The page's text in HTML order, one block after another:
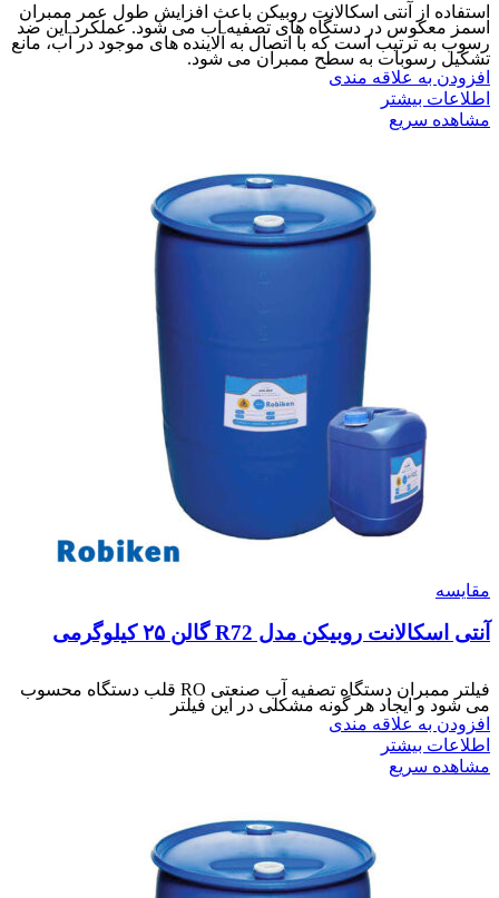
استفاده از آنتی اسکالانت روبیکن باعث افزایش طول عمر ممبران
اسمز معکوس در دستگاه های تصفیه آب می شود. عملکرد این ضد
رسوب به ترتیب است که با اتصال به آلاینده های موجود در آب، مانع
تشکیل رسوبات به سطح ممبران می شود.
افزودن به علاقه مندی
اطلاعات بیشتر
مشاهده سریع
مقایسه
آنتی اسکالانت روبیکن مدل R72 گالن ۲۵ کیلوگرمی
فیلتر ممبران دستگاه تصفیه آب صنعتی RO قلب دستگاه محسوب
می شود و ایجاد هر گونه مشکلی در این فیلتر
افزودن به علاقه مندی
اطلاعات بیشتر
مشاهده سریع